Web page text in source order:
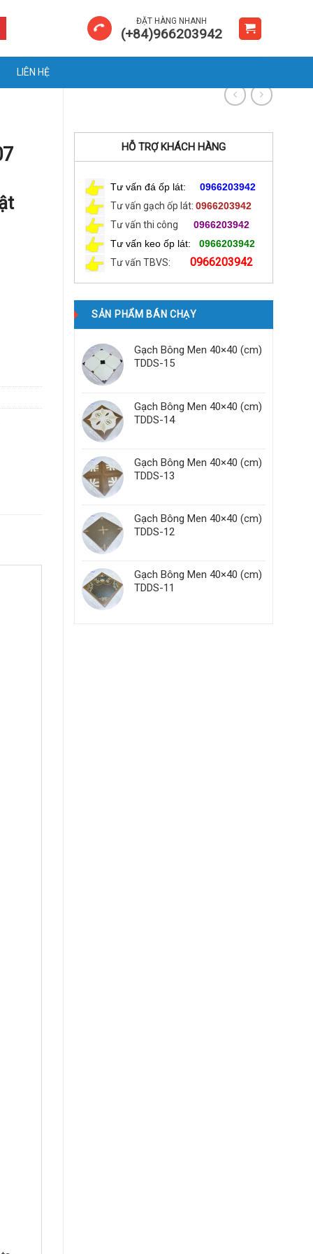
ĐẶT HÀNG NHANH
(+84)966203942
LIÊN HỆ
HỖ TRỢ KHÁCH HÀNG
Tư vấn đá ốp lát: 0966203942
Tư vấn gạch ốp lát: 0966203942
Tư vấn thi công
0966203942
Tư vấn keo ốp lát:
0966203942
Tư vấn TBVS:
0966203942
SẢN PHẨM BÁN CHẠY
Gạch Bông Men 40×40 (cm)
TDDS-15
Gạch Bông Men 40×40 (cm)
TDDS-14
Gạch Bông Men 40×40 (cm)
TDDS-13
Gạch Bông Men 40×40 (cm)
TDDS-12
Gạch Bông Men 40×40 (cm)
TDDS-11